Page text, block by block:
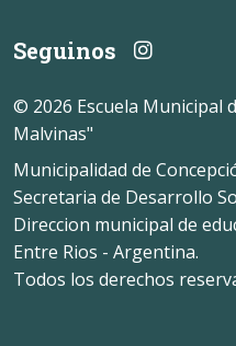
Seguinos
© 2026 Escuela Municipal
Malvinas"
Municipalidad de
Secretaria de Desarrollo
Direccion municipal de
Entre Rios - Argentina.
Todos los derechos